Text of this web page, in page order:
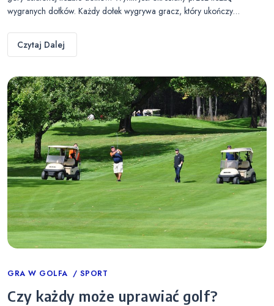
wygranych dołków. Każdy dołek wygrywa gracz, który ukończy…
Czytaj Dalej
Categories
GRA W GOLFA SPORT
Czy każdy może uprawiać golf?